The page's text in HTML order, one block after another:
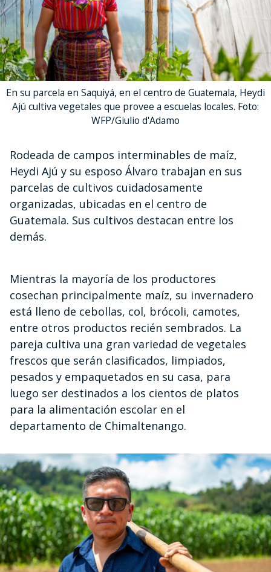
En su parcela en Saquiyá, en el centro de Guatemala, Heydi
Ajú cultiva vegetales que provee a escuelas locales. Foto:
WFP/Giulio d'Adamo
Rodeada de campos interminables de maíz,
Heydi Ajú y su esposo Álvaro trabajan en sus
parcelas de cultivos cuidadosamente
organizadas, ubicadas en el centro de
Guatemala. Sus cultivos destacan entre los
demás.
Mientras la mayoría de los productores
cosechan principalmente maíz, su invernadero
está lleno de cebollas, col, brócoli, camotes,
entre otros productos recién sembrados. La
pareja cultiva una gran variedad de vegetales
frescos que serán clasificados, limpiados,
pesados y empaquetados en su casa, para
luego ser destinados a los cientos de platos
para la alimentación escolar en el
departamento de Chimaltenango.